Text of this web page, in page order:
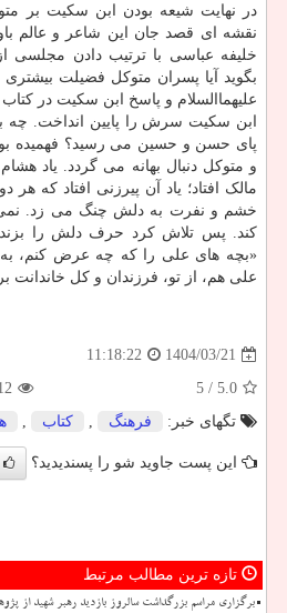
در نهایت شیعه بودن ابن سکیت بر
نقشه ای قصد جان این شاعر و عالم
خلیفه عباسی با ترتیب دادن
بگوید آیا پسران متوکل فضیلت
علیهماالسلام و پاسخ ابن سکیت در
ابن سکیت سرش را پایین انداخت.
پای حسن و حسین می رسید؟ فهمیده بود
و متوکل دنبال بهانه می گردد. یاد
مالک افتاد؛ یاد آن پیرزنی افتاد که
خشم و نفرت به دلش چنگ می زد. نمی
کند. پس تلاش کرد حرف دلش را
«بچه های علی را که چه عرض کنم، به
علی هم، از تو، فرزندان و کل خاندانت
1404/03/21
11:18:22
5.0
/ 5
تگهای خبر:
فرهنگ , كتاب ,
این پست جاوید شو را پسندیدید؟
تازه ترین مطالب مرتبط
برگزاری مراسم بزرگداشت سالروز بازدید رهبر شهید از